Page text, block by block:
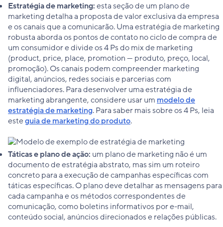
Estratégia de marketing:esta seção de um plano de
marketing detalha a proposta de valor exclusiva da empresa
e os canais que a comunicarão. Uma estratégia de marketing
robusta aborda os pontos de contato no ciclo de compra de
um consumidor e divide os 4 Ps do mix de marketing
(product, price, place, promotion — produto, preço, local,
promoção). Os canais podem compreender marketing
digital, anúncios, redes sociais e parcerias com
influenciadores. Para desenvolver uma estratégia de
marketing abrangente, considere usar um modelo de
estratégia de marketing. Para saber mais sobre os 4 Ps, leia
esteguia de marketing do produto.
Táticas e plano de ação: um plano de marketing não é um
documento de estratégia abstrato, mas sim um roteiro
concreto para a execução de campanhas específicas com
táticas específicas. O plano deve detalhar as mensagens para
cada campanha e os métodos correspondentes de
comunicação, como boletins informativos por e-mail,
conteúdo social, anúncios direcionados e relações públicas.